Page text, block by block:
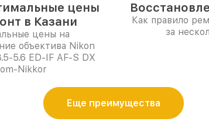
цены
в Казани
цены на
объектива Nikon
5.6 ED-IF AF-S DX
Nikkor
Как правило
за
Еще преимущества